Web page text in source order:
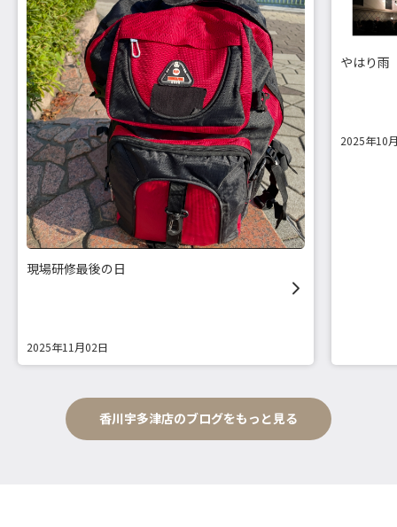
現場研修最後の日
2025年11月02日
やはり雨
2025年10
香川宇多津店のブログをもっと見る